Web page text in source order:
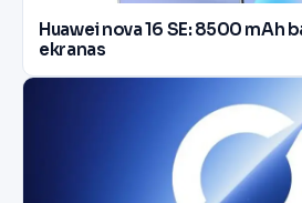
Huawei nova 16 SE: 8500 mAh
ekranas